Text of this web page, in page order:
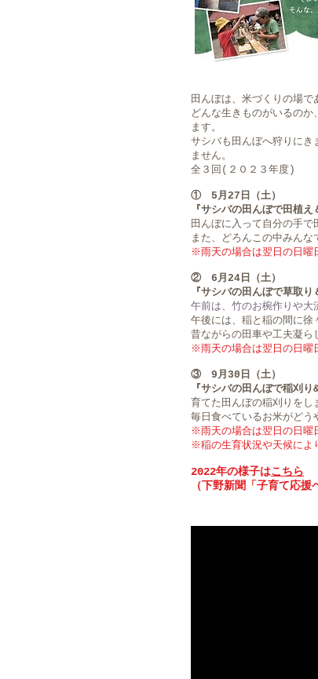
田んぼは、米づくりの場で
どんな生きものがいるの
ます。
サシバも田んぼへ狩りにき
ません。
全３回(２０２３年度)
① 5月27日（土）
『サシバの田んぼで田植え
田んぼに入って自分の手で
また、どろんこの中みんな
​※雨天の場合は翌日の日曜
② 6月24日（土）
『サシバの田んぼで草取り
午前は、竹のお椀作りや大
午後には、稲と稲の間に徐
昔ながらの田車や工夫凝ら
※雨天の場合は翌日の日曜
③ 9月30日（土）
『サシバの田んぼで稲刈り
育てた田んぼの稲刈りをし
毎日食べているお米がどう
※雨天の場合は翌日の日曜
​※稲の生育状況や天候によ
​2022年の様子はこちら
（下野新聞「子育て応援